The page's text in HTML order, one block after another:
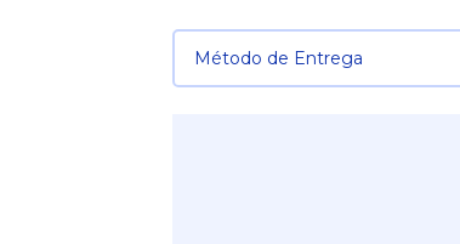
Método de Entrega